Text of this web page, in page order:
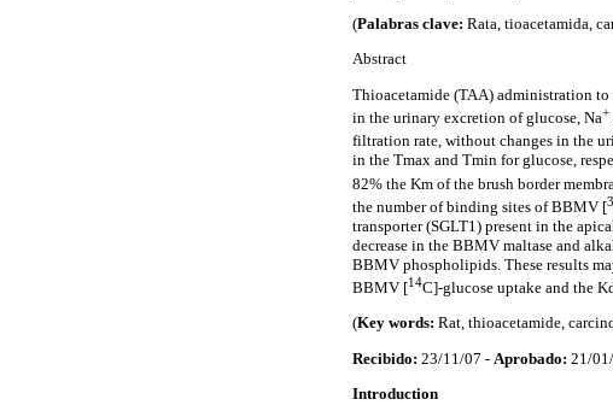
(Palabras clave: Rata, tioacetamida,
Abstract
Thioacetamide (TAA) administration
in the urinary excretion of glucose, Na+
filtration rate, without changes in the
in the Tmax and Tmin for glucose,
82% the Km of the brush border
the number of binding sites of BBMV [3
transporter (SGLT1) present in the
decrease in the BBMV maltase and
BBMV phospholipids. These results
BBMV [14C]-glucose uptake and the
(Key words: Rat, thioacetamide,
Recibido: 23/11/07 - Aprobado: 21/
Introduction